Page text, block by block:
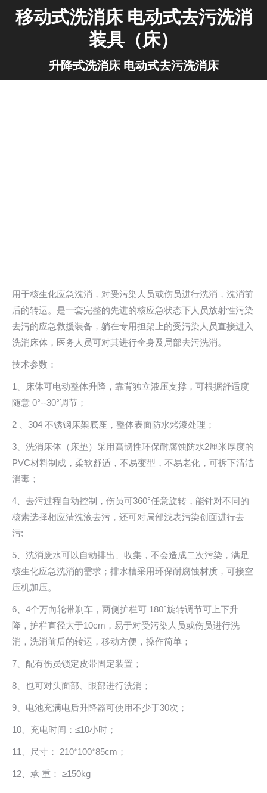
移动式洗消床 电动式去污洗消
装具（床）
升降式洗消床 电动式去污洗消床
你在这里：
用于核生化应急洗消，对受污染人员或伤员进行洗消，洗消前
后的转运。是一套完整的先进的核应急状态下人员放射性污染
去污的应急救援装备，躺在专用担架上的受污染人员直接进入
洗消床体，医务人员可对其进行全身及局部去污洗消。
技术参数：
1、床体可电动整体升降，靠背独立液压支撑，可根据舒适度
随意 0°--30°调节；
2 、304 不锈钢床架底座，整体表面防水烤漆处理；
3、洗消床体（床垫）采用高韧性环保耐腐蚀防水2厘米厚度的
PVC材料制成，柔软舒适，不易变型，不易老化，可拆下清洁
消毒；
4、去污过程自动控制，伤员可360°任意旋转，能针对不同的
核素选择相应清洗液去污，还可对局部浅表污染创面进行去
污;
5、洗消废水可以自动排出、收集，不会造成二次污染，满足
核生化应急洗消的需求；排水槽采用环保耐腐蚀材质，可接空
压机加压。
6、4个万向轮带刹车，两侧护栏可 180°旋转调节可上下升
降，护栏直径大于10cm，易于对受污染人员或伤员进行洗
消，洗消前后的转运，移动方便，操作简单；
7、配有伤员锁定皮带固定装置；
8、也可对头面部、眼部进行洗消；
9、电池充满电后升降器可使用不少于30次；
10、充电时间：≤10小时；
11、尺寸： 210*100*85cm；
12、承 重： ≥150kg